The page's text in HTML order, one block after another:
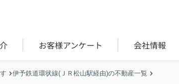
お客様アンケート 会社情報
伊予鉄道環状線(ＪＲ松山駅経由)の不動産一覧